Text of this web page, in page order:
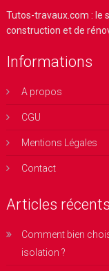
Tutos-travaux.com : le
construction et de
Informations
A propos
CGU
Mentions Légales
Contact
Articles récents
Comment bien
isolation ?